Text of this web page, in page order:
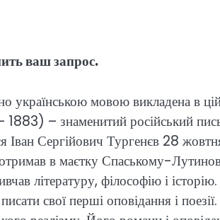
ваш запрос.
українською мовою викладена в цій
– знаменитий російський
Іван Сергійович Тургенєв 28
в маєтку Спаському-
літературу, філософію і
свої перші оповідання і